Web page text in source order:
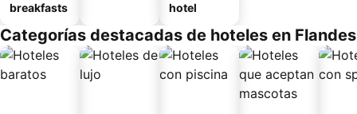
breakfasts
hotel
Categorías destacadas de hoteles en Flandes